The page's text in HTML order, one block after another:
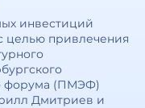
инвестиций
целью привлечения
форума (ПМЭФ)
Дмитриев и